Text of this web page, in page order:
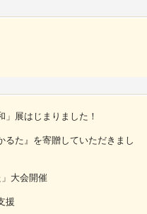
」展はじまりました！
るた』を寄贈していただきまし
大会開催
援